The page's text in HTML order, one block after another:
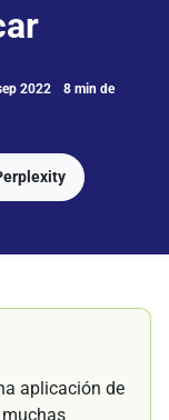
2022
8 min de
aplicación de